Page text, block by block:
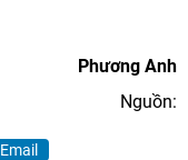
Phương Anh
Nguồn:
Email